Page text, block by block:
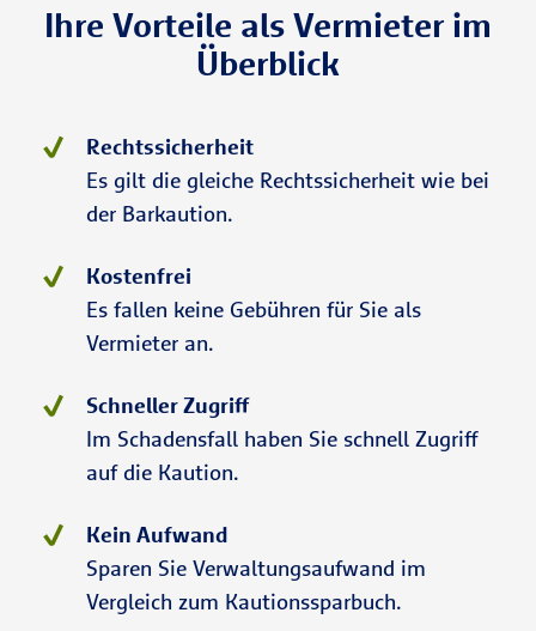
Ihre Vorteile als Vermieter im
Überblick
Rechtssicherheit
Es gilt die gleiche Rechtssicherheit wie bei
der Barkaution.
Kostenfrei
Es fallen keine Gebühren für Sie als
Vermieter an.
Schneller Zugriff
Im Schadensfall haben Sie schnell Zugriff
auf die Kaution.
Kein Aufwand
Sparen Sie Verwaltungsaufwand im
Vergleich zum Kautionssparbuch.